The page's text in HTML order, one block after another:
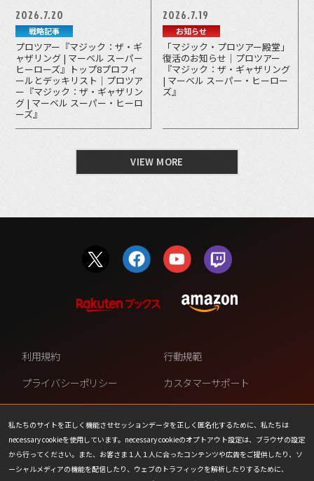
2026.7.20
戦略記事
プロツアー『マジック：ザ・ギ
ャザリング | マーベル スーパー
ヒーローズ』トップ8プロフィ
ールとデッキリスト｜プロツア
ー『マジック：ザ・ギャザリン
グ | マーベル スーパー・ヒーロ
ーズ』
2026.7.19
お知らせ
「マジック・プロツアー殿堂」
復活のお知らせ｜プロツアー
『マジック：ザ・ギャザリング
| マーベル スーパー・ヒーロー
ズ』
VIEW MORE
私たちのサイトを正しく機能させセッションデータを正しく匿名化するために、私たちは
necessary cookieを使用しています。necessary cookieのオプトアウト設定は、ブラウザの設定
から行ってください。また、お客さま１人１人に合ったコンテンツや広告をご提供したり、ソ
ーシャルメディアの機能を配信したり、ウェブのトラフィックを解析したりするために、
利用規約
行動規範
プライバシーポリシー
カスタマーサポート
ファンコンテンツ・ポリシー
個人情報の販売や共有を許可し
ない
COOKIE
プレスリリース
会社情報
お問い合わせ